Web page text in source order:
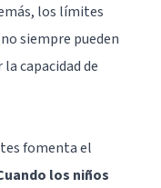
los límites
siempre pueden
capacidad de
fomenta el
los niños